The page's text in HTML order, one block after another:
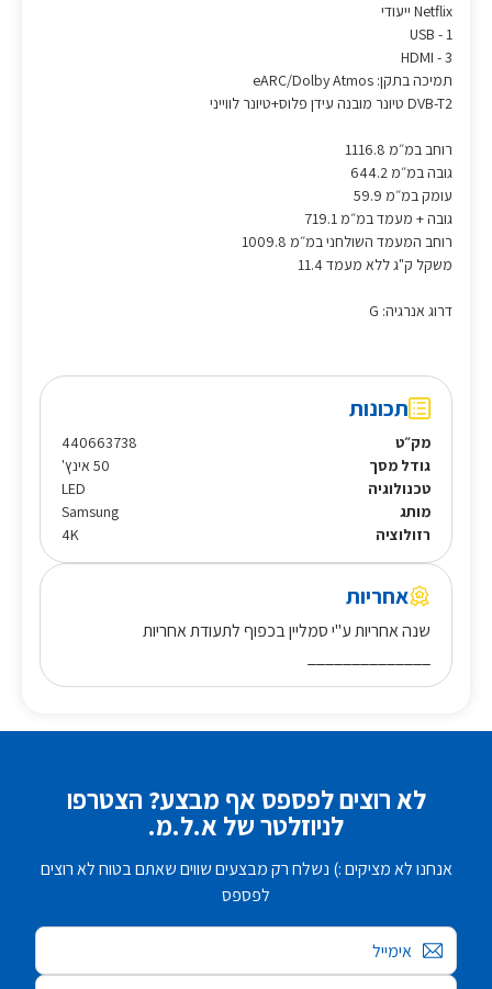
Netflix ייעודי
USB - 1
HDMI - 3
תמיכה בתקן: eARC/Dolby Atmos
DVB-T2 טיונר מובנה עידן פלוס+טיונר לווייני
רוחב במ״מ 1116.8
גובה במ״מ 644.2
עומק במ״מ 59.9
גובה + מעמד במ״מ 719.1
רוחב המעמד השולחני במ״מ 1009.8
משקל ק"ג ללא מעמד 11.4
דרוג אנרגיה: G
תכונות
מק״ט
440663738
גודל מסך
50 אינץ'
טכנולוגיה
LED
מותג
Samsung
רזולוציה
4K
אחריות
שנה אחריות ע"י סמליין בכפוף לתעודת אחריות
לא רוצים לפספס אף מבצע? הצטרפו
לניוזלטר של א.ל.מ.
אנחנו לא מציקים :) נשלח רק מבצעים שווים שאתם בטוח לא רוצים
לפספס
אימייל